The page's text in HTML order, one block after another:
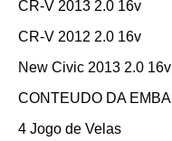
CR-V 2013 2.0 16v
CR-V 2012 2.0 16v
New Civic 2013 2.0 16v
CONTEUDO DA
4 Jogo de Velas